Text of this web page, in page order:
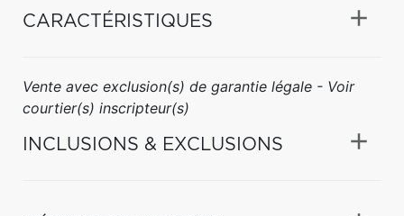
CARACTÉRISTIQUES
Vente avec exclusion(s) de garantie légale - Voir
courtier(s) inscripteur(s)
INCLUSIONS & EXCLUSIONS